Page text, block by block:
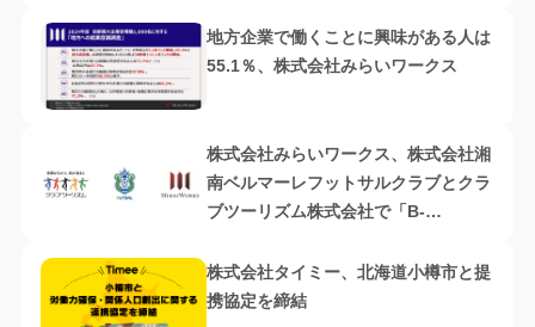
地方企業で働くことに興味がある人は
55.1％、株式会社みらいワークス
株式会社みらいワークス、株式会社湘
南ベルマーレフットサルクラブとクラ
ブツーリズム株式会社で「B-
株式会社タイミー、北海道小樽市と提
携協定を締結